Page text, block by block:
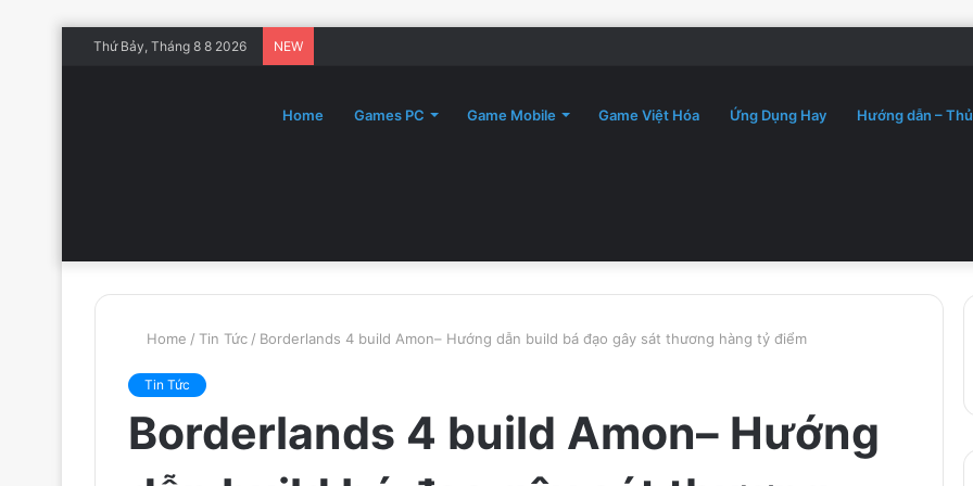
Thứ Bảy, Tháng 8 8 2026 NEW
Home Games PC Game Mobile Game Việt Hóa Ứng Dụng Hay Hướng dẫn –
Home / Tin Tức / Borderlands 4 build Amon– Hướng dẫn build bá đạo gây sát thương hàng tỷ điểm
Tin Tức
Borderlands 4 build Amon– Hướng